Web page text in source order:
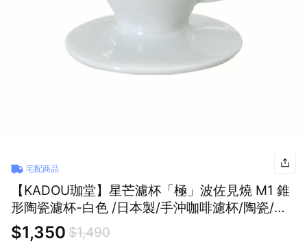
宅配商品
【KADOU珈堂】星芒濾杯「極」波佐見燒 M1 錐
形陶瓷濾杯-白色 /日本製/手沖咖啡濾杯/陶瓷/錐
形濾杯 禮物
$1,350 $1,490